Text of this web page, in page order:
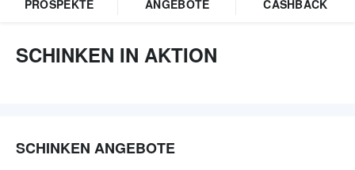
PROSPEKTE
ANGEBOTE CASHBACK
SCHINKEN IN AKTION
SCHINKEN ANGEBOTE